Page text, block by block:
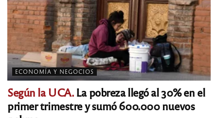
ECONOMÍA Y NEGOCIOS
Según la UCA.La pobreza llegó al 30% en el
primer trimestre y sumó 600.000 nuevos